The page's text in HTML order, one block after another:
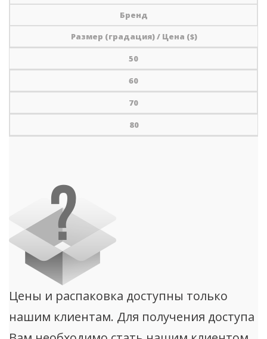
Бренд
Размер (градация) / Цена ($)
50
60
70
80
Цены и распаковка доступны только
нашим клиентам. Для получения доступа